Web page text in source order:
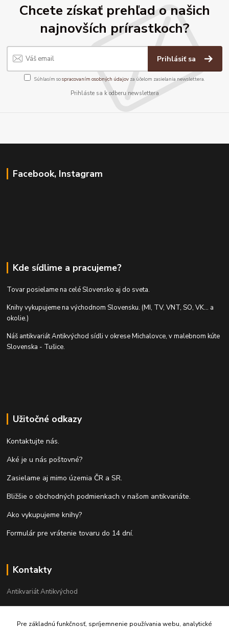
Chcete získať prehľad o našich
najnovších prírastkoch?
Prihlásiť sa
Súhlasím sospracovaním osobných údajov za účelom zasielania newslettera.
Prihláste sa k odberu newslettera
Facebook, Instagram
Kde sídlime a pracujeme?
Tovar posielame na celé Slovensko aj do sveta.
Knihy vykupujeme na východnom Slovensku. (MI, TV, VNT, SO, VK... a
okolie.)
Náš antikvariát Antikvýchod sídli v okrese Michalovce, v malebnom kúte
Slovenska - Tušice.
Užitočné odkazy
Kontaktujte nás.
Aké je u nás poštovné?
Zasielame aj mimo územia ČR a SR.
Bližšie o obchodných podmienkach v našom antikvariáte.
Ako vykupujeme knihy?
Formulár pre vrátenie tovaru do 14 dní.
Kontakty
Antikvariát Antikvýchod
Pre základnú funkčnosť, spríjemnenie používania webu, analytické